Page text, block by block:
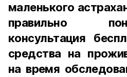
маленького
правильно
консультация
средства на
на время